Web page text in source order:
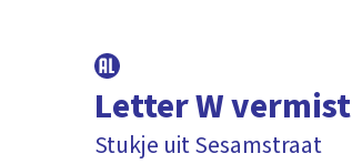
Letter W vermist
Stukje uit Sesamstraat